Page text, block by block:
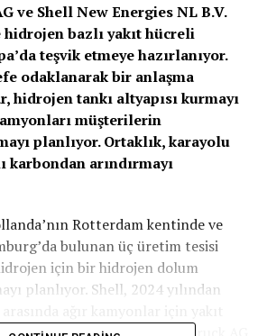
ve Shell New Energies NL B.V.
bazlı yakıt hücreli
teşvik etmeye hazırlanıyor.
odaklanarak bir anlaşma
hidrojen tankı altyapısı kurmayı
müşterilerin
planlıyor. Ortaklık, karayolu
karbondan arındırmayı
Rotterdam kentinde ve
bulunan üç üretim tesisi
için bir hidrojen dolum
planlıyor. Shell, 2024 yılından